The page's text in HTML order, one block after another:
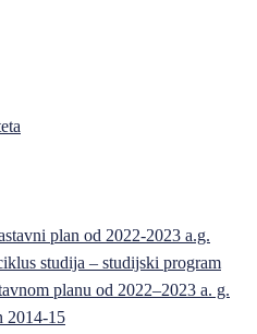
plan od 2022-2023 a.g.
studija – studijski program
planu od 2022–2023 a. g.
2014-15